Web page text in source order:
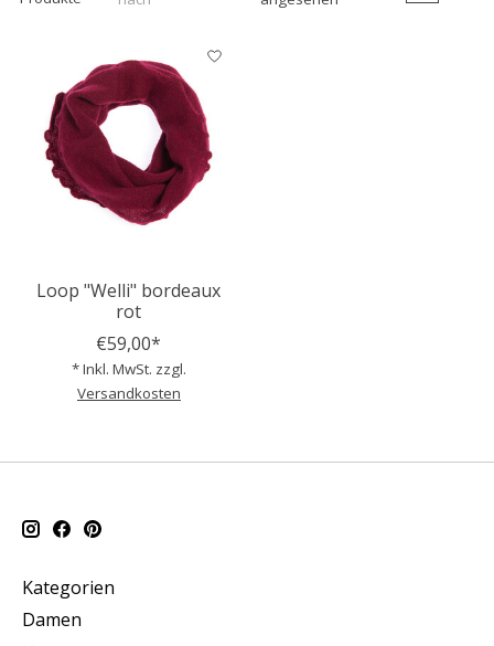
Loop "Welli" bordeaux
rot
€59,00*
* Inkl. MwSt. zzgl.
Versandkosten
Kategorien
Damen